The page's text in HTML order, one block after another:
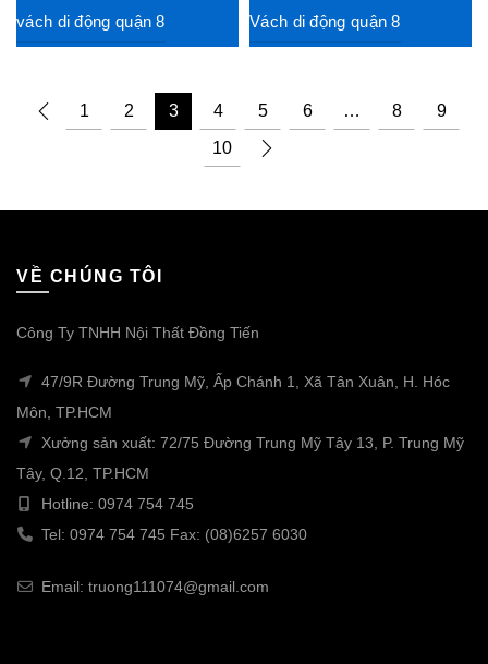
vách di động quận 8 Vách di động quận 8
1 2 3 4 5 6 … 8
9
10
VỀ CHÚNG TÔI
Công Ty TNHH Nội Thất Đồng Tiến
47/9R Đường Trung Mỹ, Ấp Chánh 1, Xã Tân Xuân, H. Hóc
Môn, TP.HCM
Xưởng sản xuất: 72/75 Đường Trung Mỹ Tây 13, P. Trung Mỹ
Tây, Q.12, TP.HCM
Hotline: 0974 754 745
Tel: 0974 754 745 Fax: (08)6257 6030
Email: truong111074@gmail.com